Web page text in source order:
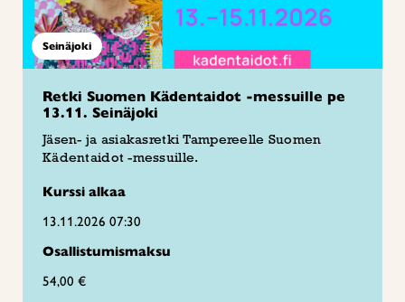
Seinäjoki
Retki Suomen Kädentaidot -messuille pe
13.11. Seinäjoki
Jäsen- ja asiakasretki Tampereelle Suomen
Kädentaidot -messuille.
Kurssi alkaa
13.11.2026 07:30
Osallistumismaksu
54,00 €